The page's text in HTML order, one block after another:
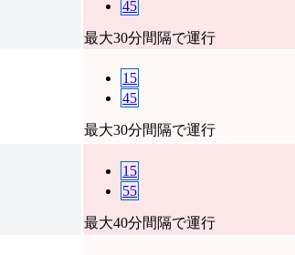
45
最大30分間隔で運行
15
45
最大30分間隔で運行
15
55
最大40分間隔で運行